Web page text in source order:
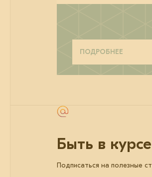
ПОДРОБНЕЕ
Быть в
Подписаться на полезные